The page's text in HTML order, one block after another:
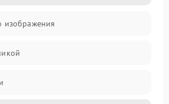
изображения